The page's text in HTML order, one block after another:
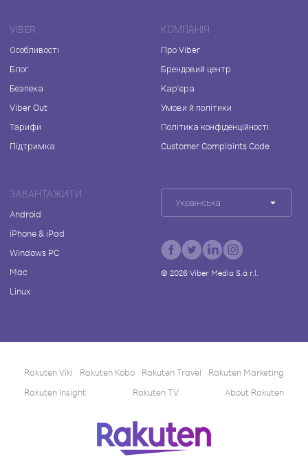
VIBER
Особливості
Блог
Безпека
Viber Out
Тарифи
Підтримка
КОМПАНІЯ
Про Viber
Брендовий центр
Кар'єра
Умови й політики
Політика конфіденційності
Customer Complaints Code
ЗАВАНТАЖИТИ
Android
iPhone & iPad
Windows PC
Mac
Linux
Українська
© 2026Viber Media S.à r.l.
Rakuten Viki Rakuten Kobo Rakuten Travel
Rakuten Marketing
Rakuten Insight
Rakuten TV About Rakuten